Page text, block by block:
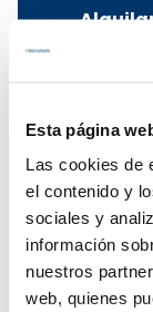
Esta página
Las cookies de
el contenido y
sociales y
información
nuestros
web, quienes
Alquilar
Alquiler
Alquiler